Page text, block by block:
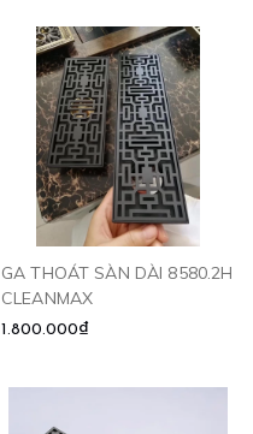
GA THOÁT SÀN DÀI 8580.2H
CLEANMAX
1.800.000₫